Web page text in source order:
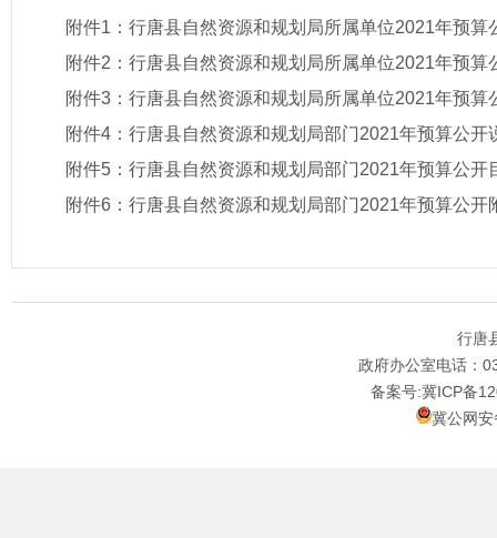
附件1： 行唐县自然资源和规划局所属单位2021年预算
附件2： 行唐县自然资源和规划局所属单位2021年预算
附件3： 行唐县自然资源和规划局所属单位2021年预算
附件4： 行唐县自然资源和规划局部门2021年预算公开
附件5： 行唐县自然资源和规划局部门2021年预算公开
附件6： 行唐县自然资源和规划局部门2021年预算公开